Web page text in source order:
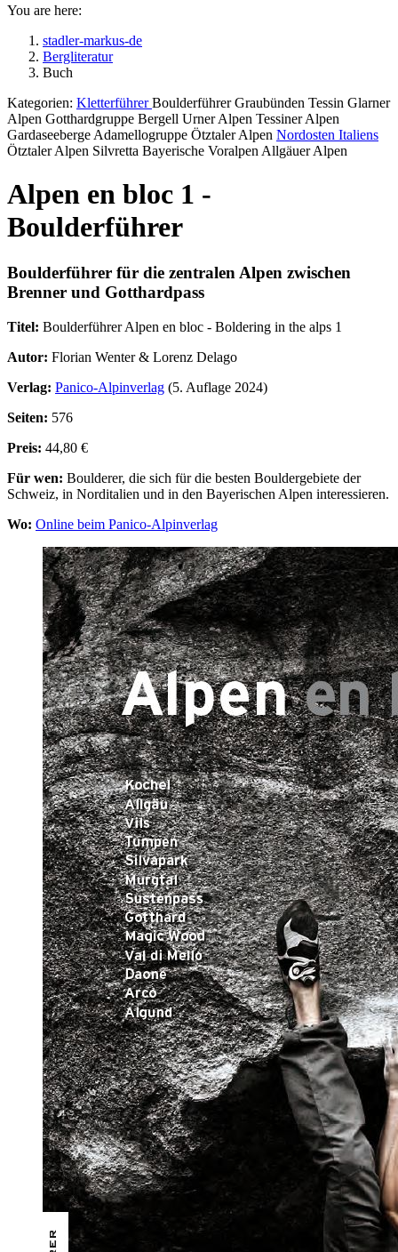
You are here:
stadler-markus-de
Bergliteratur
Buch
Kategorien: KletterführerBoulderführer Graubünden Tessin Glarner
Alpen Gotthardgruppe Bergell Urner Alpen Tessiner Alpen
Gardaseeberge Adamellogruppe Ötztaler Alpen Nordosten Italiens
Ötztaler Alpen Silvretta Bayerische Voralpen Allgäuer Alpen
Alpen en bloc 1 -
Boulderführer
Boulderführer für die zentralen Alpen zwischen
Brenner und Gotthardpass
Titel: Boulderführer Alpen en bloc - Boldering in the alps 1
Autor: Florian Wenter & Lorenz Delago
Verlag: Panico-Alpinverlag (5. Auflage 2024)
Seiten: 576
Preis: 44,80 €
Für wen: Boulderer, die sich für die besten Bouldergebiete der
Schweiz, in Norditalien und in den Bayerischen Alpen interessieren.
Wo: Online beim Panico-Alpinverlag